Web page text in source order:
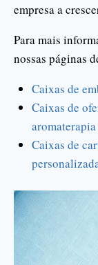
empresa a
Para mais
nossas páginas
Caixas de
Caixas de
aromaterapia
Caixas de